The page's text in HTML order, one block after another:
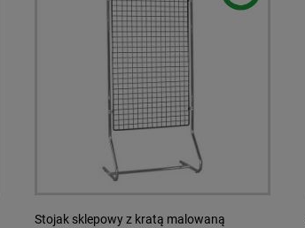
Stojak sklepowy z kratą malowaną